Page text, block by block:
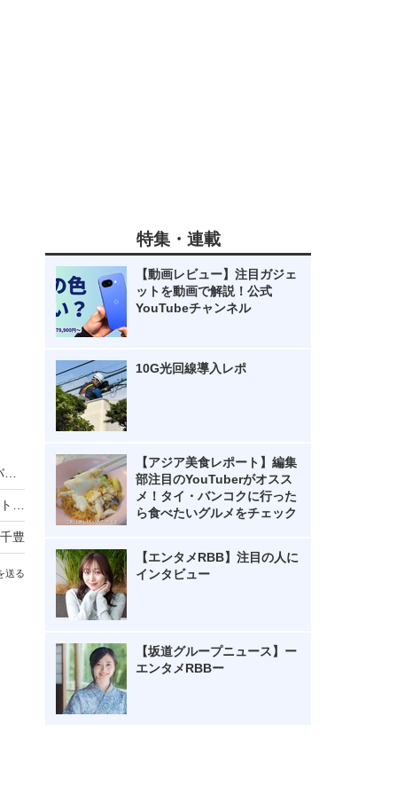
『踊る大捜査線 N.E.W.』趣里、白洲迅ら新メンバー映像公開！“熱血”“葛藤”など謎のキーワードも登場
豊
送る
特集・連載
【動画レビュー】注目ガジェ
ットを動画で解説！公式
YouTubeチャンネル
10G光回線導入レポ
【アジア美食レポート】編集
部注目のYouTuberがオスス
メ！タイ・バンコクに行った
ら食べたいグルメをチェック
【エンタメRBB】注目の人に
インタビュー
【坂道グループニュース】ー
エンタメRBBー